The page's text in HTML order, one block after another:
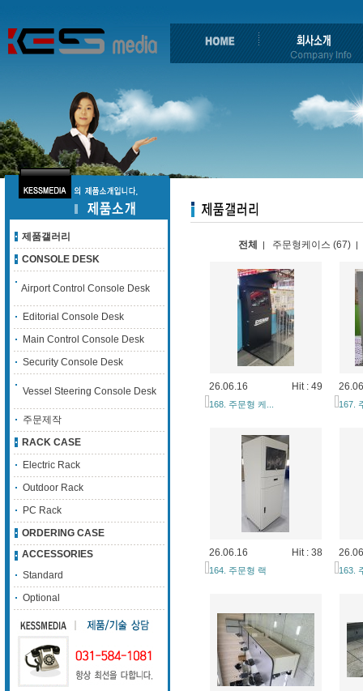
제품갤러리
CONSOLE DESK
Airport Control Console Desk
Editorial Console Desk
Main Control Console Desk
Security Console Desk
Vessel Steering Console Desk
주문제작
RACK CASE
Electric Rack
Outdoor Rack
PC Rack
ORDERING CASE
ACCESSORIES
Standard
Optional
전체 | 주문형케이스 (67)|
26.06.16 Hit : 49
168. 주문형 케... 167.
26.06.16 Hit : 38
164. 주문형 랙 163.